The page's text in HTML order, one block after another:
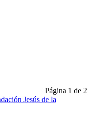
Página 1 de 2